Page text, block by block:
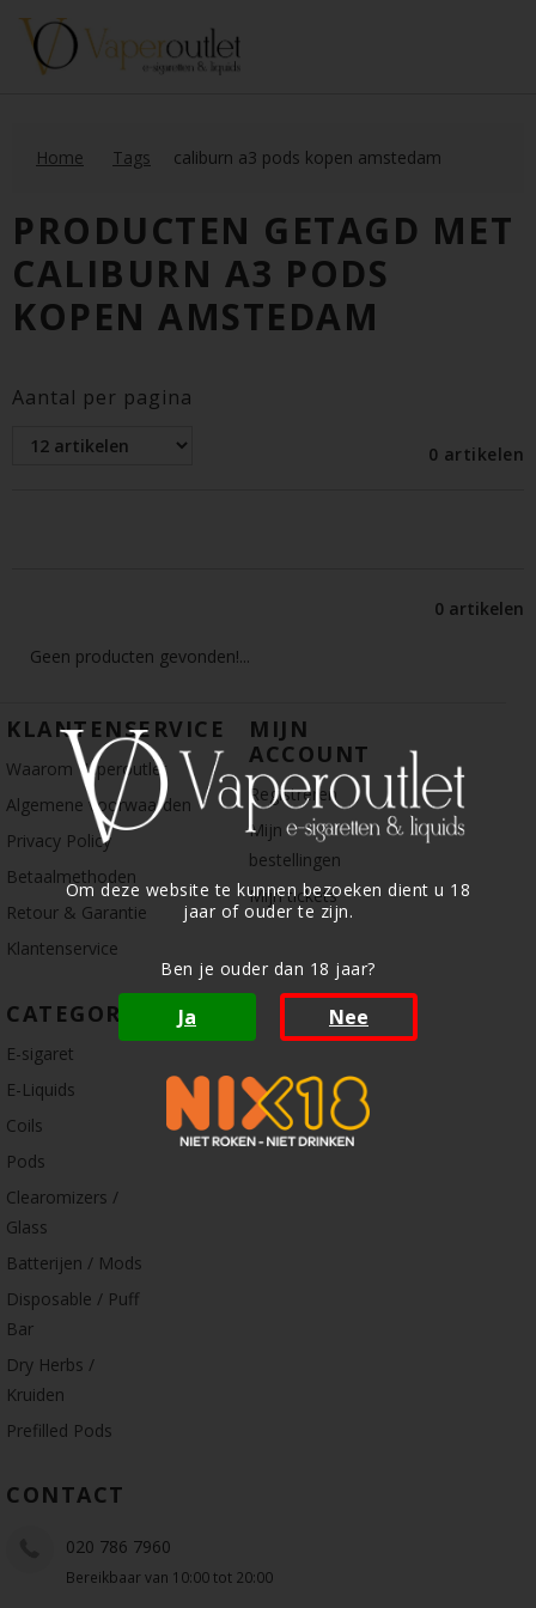
Om deze website te kunnen bezoeken dient u 18
jaar of ouder te zijn.
Ben je ouder dan 18 jaar?
Ja Nee
Home Tags caliburn a3 pods kopen amstedam
PRODUCTEN GETAGD MET
CALIBURN A3 PODS
KOPEN AMSTEDAM
Aantal per pagina
0 artikelen
0 artikelen
Geen producten gevonden!...
KLANTENSERVICE
Waarom Vaperoutlet
Algemene voorwaarden
Privacy Policy
Betaalmethoden
Retour & Garantie
Klantenservice
MIJN
ACCOUNT
Registreren
Mijn
bestellingen
Mijn tickets
CATEGORIE
E-sigaret
E-Liquids
Coils
Pods
Clearomizers /
Glass
Batterijen / Mods
Disposable / Puff
Bar
Dry Herbs /
Kruiden
Prefilled Pods
CONTACT
020 786 7960
Bereikbaar van 10:00 tot 20:00